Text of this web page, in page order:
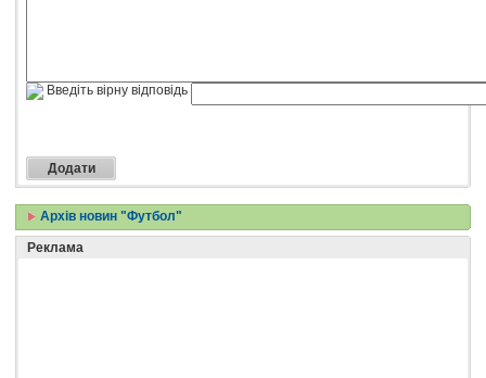
Введіть вірну відповідь
Архів новин "Футбол"
Реклама